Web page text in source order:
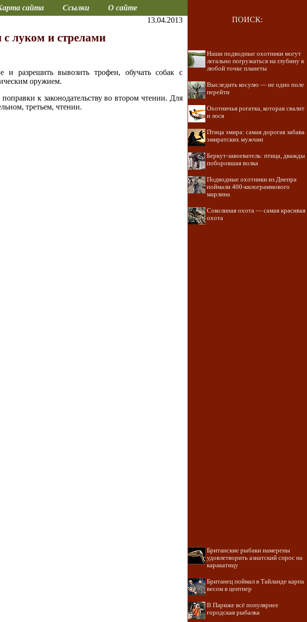
сайта Ссылки О сайте
13.04.2013
с луком и стрелами
и разрешить вывозить трофеи, обучать собак с
оружием.
к законодательству во втором чтении. Для
третьем, чтении.
ПОИСК:
Наши подводные охотники могут
легально погружаться на глубину в
любой точке планеты
Выследить косулю — не одно поле
перейти
Охотничья рогатка, которая свалит
и лося
Птица эмира: самая дорогая забава
эмиратских мужчин
Беркут-завоеватель: птица, дважды
поборовшая волка
Подводные охотники из Днепра
поймали 400-килограммового
марлина
Соколиная охота — самая красивая
охота
Британские рыбаки намерены
удовлетворить азиатский спрос на
каракатицу
Британец поймал в Тайланде карпа
весом в центнер
В Париже всё популярнее
городская рыбалка